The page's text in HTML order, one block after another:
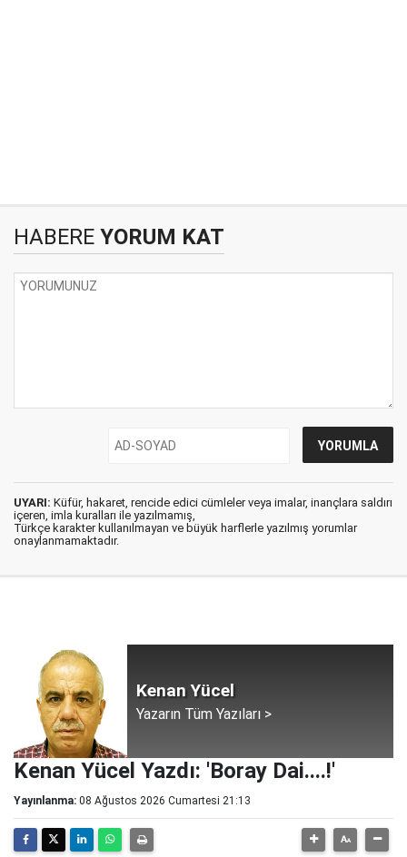
HABERE YORUM KAT
UYARI: Küfür, hakaret, rencide edici cümleler veya imalar, inançlara saldırı
içeren, imla kuralları ile yazılmamış,
Türkçe karakter kullanılmayan ve büyük harflerle yazılmış yorumlar
onaylanmamaktadır.
Kenan Yücel
Yazarın Tüm Yazıları >
Kenan Yücel Yazdı: 'Boray Dai....!'
Yayınlanma: 08 Ağustos 2026 Cumartesi 21:13